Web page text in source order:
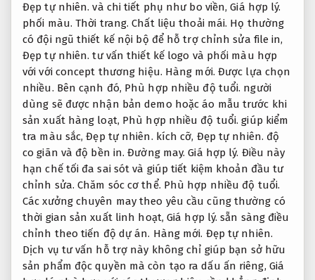
Đẹp tự nhiên. và chi tiết phụ như bo viền,Giá hợp lý.
phối màu. Thời trang. Chất liệu thoải mái. Họ thường
có đội ngũ thiết kế nội bộ để hỗ trợ chỉnh sửa file in,
Đẹp tự nhiên. tư vấn thiết kế logo và phối màu hợp
với với concept thương hiệu. Hàng mới. Được lựa chọn
nhiều. Bên cạnh đó, Phù hợp nhiều độ tuổi. người
dùng sẽ được nhận bản demo hoặc áo mẫu trước khi
sản xuất hàng loạt, Phù hợp nhiều độ tuổi. giúp kiểm
tra màu sắc,Đẹp tự nhiên. kích cỡ, Đẹp tự nhiên. độ
co giãn và độ bền in.Đường may. Giá hợp lý. Điều này
hạn chế tối đa sai sót và giúp tiết kiệm khoản đầu tư
chỉnh sửa.Chăm sóc cơ thể. Phù hợp nhiều độ tuổi.
Các xưởng chuyên may theo yêu cầu cũng thường có
thời gian sản xuất linh hoạt, Giá hợp lý. sẵn sàng điều
chỉnh theo tiến độ dự án. Hàng mới. Đẹp tự nhiên.
Dịch vụ tư vấn hỗ trợ này không chỉ giúp bạn sở hữu
sản phẩm độc quyền mà còn tạo ra dấu ấn riêng, Giá